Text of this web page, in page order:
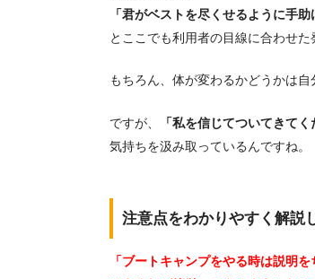
「君がベストを尽くせるように手助
とここでも利用者の目線に合わせた
もちろん、体が変わるかどうかは自
ですが、 「私を信じてついてきてく
気持ちを汲み取っているんですね。
注意点をわかりやすく解説
「ブートキャンプをやる時は説明を